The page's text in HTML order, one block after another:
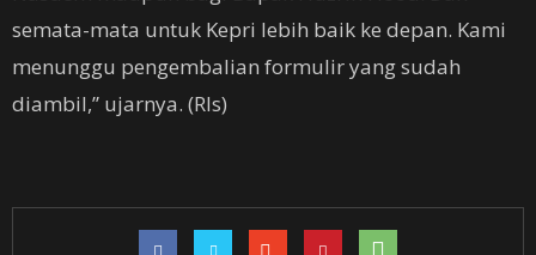
semata-mata untuk Kepri lebih baik ke depan. Kami
menunggu pengembalian formulir yang sudah
diambil,” ujarnya. (Rls)